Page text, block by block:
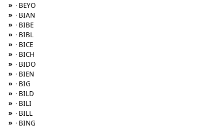
» · BEYO
» · BIAN
» · BIBE
» · BIBL
» · BICE
» · BICH
» · BIDO
» · BIEN
» · BIG
» · BILD
» · BILI
» · BILL
» · BING